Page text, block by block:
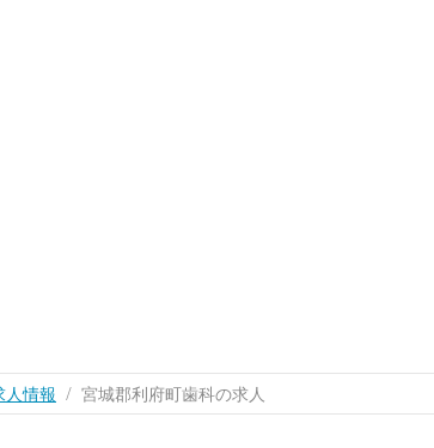
人情報 宮城郡利府町歯科の求人